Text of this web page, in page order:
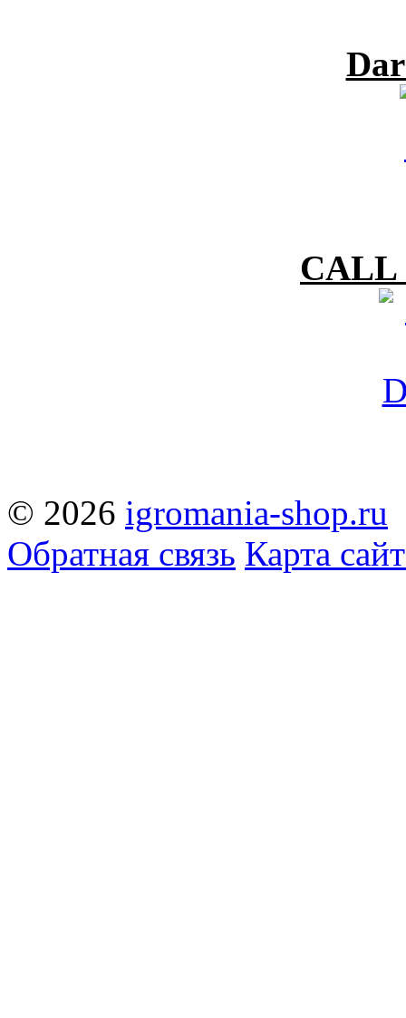
CALL
© 2026 igromania-shop.ru
Обратная связь Карта